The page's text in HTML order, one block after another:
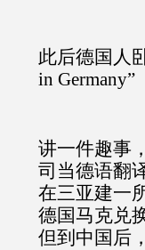
此后德国人
in
讲一件趣事
司当德语翻
在三亚建一
德国马克兑
但到中国后